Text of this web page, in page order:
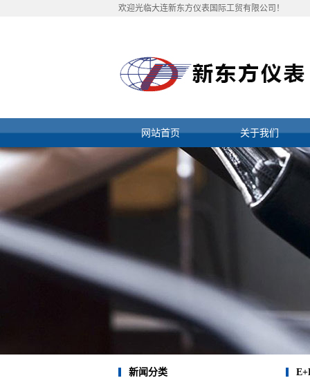
欢迎光临大连新东方仪表国际工贸有限公司！
网站首页 关于我们
公司简介
资质档案
联系我们
新闻分类